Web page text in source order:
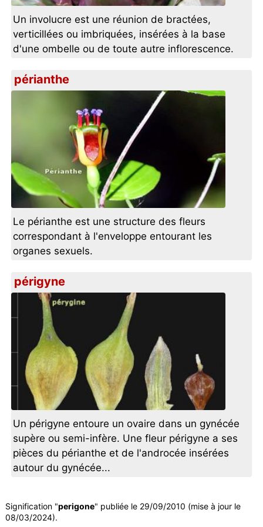
Un involucre est une réunion de bractées,
verticillées ou imbriquées, insérées à la base
d'une ombelle ou de toute autre inflorescence.
périanthe
Le périanthe est une structure des fleurs
correspondant à l'enveloppe entourant les
organes sexuels.
périgyne
Un périgyne entoure un ovaire dans un gynécée
supère ou semi-infère. Une fleur périgyne a ses
pièces du périanthe et de l'androcée insérées
autour du gynécée...
Signification "perigone" publiée le 29/09/2010 (mise à jour le
08/03/2024).